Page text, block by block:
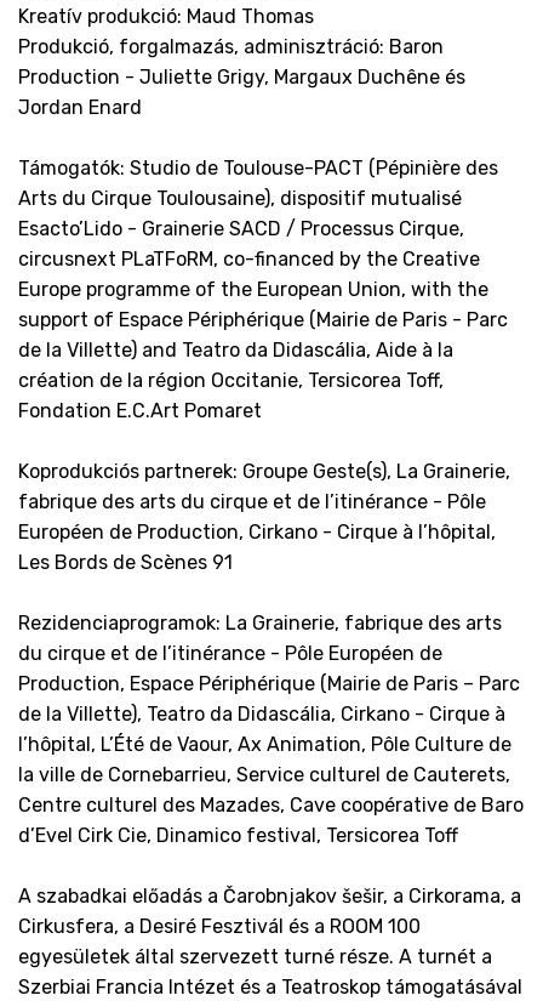
Kreatív produkció: Maud Thomas
Produkció, forgalmazás, adminisztráció: Baron
Production - Juliette Grigy, Margaux Duchêne és
Jordan Enard
Támogatók: Studio de Toulouse-PACT (Pépinière des
Arts du Cirque Toulousaine), dispositif mutualisé
Esacto’Lido - Grainerie SACD / Processus Cirque,
circusnext PLaTFoRM, co-financed by the Creative
Europe programme of the European Union, with the
support of Espace Périphérique (Mairie de Paris - Parc
de la Villette) and Teatro da Didascália, Aide à la
création de la région Occitanie, Tersicorea Toff,
Fondation E.C.Art Pomaret
Koprodukciós partnerek: Groupe Geste(s), La Grainerie,
fabrique des arts du cirque et de l’itinérance - Pôle
Européen de Production, Cirkano - Cirque à l’hôpital,
Les Bords de Scènes 91
Rezidenciaprogramok: La Grainerie, fabrique des arts
du cirque et de l’itinérance - Pôle Européen de
Production, Espace Périphérique (Mairie de Paris – Parc
de la Villette), Teatro da Didascália, Cirkano - Cirque à
l’hôpital, L’Été de Vaour, Ax Animation, Pôle Culture de
la ville de Cornebarrieu, Service culturel de Cauterets,
Centre culturel des Mazades, Cave coopérative de Baro
d’Evel Cirk Cie, Dinamico festival, Tersicorea Toff
A szabadkai előadás a Čarobnjakov šešir, a Cirkorama, a
Cirkusfera, a Desiré Fesztivál és a ROOM 100
egyesületek által szervezett turné része. A turnét a
Szerbiai Francia Intézet és a Teatroskop támogatásával